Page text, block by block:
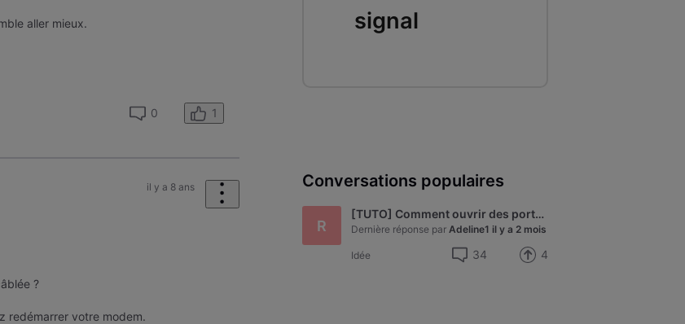
aller mieux.
0 1
il y a 8 ans
?
redémarrer votre modem.
signal
Conversations populaires
R
[TUTO] Comment ouvrir des ports sur le nouveau modem Technicolor de VOO - modèle CGA4233
Dernière réponse par Adeline1 il y a 2 mois
Idée 34 4